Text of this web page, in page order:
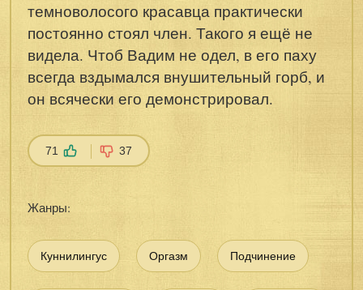
темноволосого красавца практически
постоянно стоял член. Такого я ещё не
видела. Чтоб Вадим не одел, в его паху
всегда вздымался внушительный горб, и
он всячески его демонстрировал.
71 37
Жанры:
Куннилингус Оргазм Подчинение